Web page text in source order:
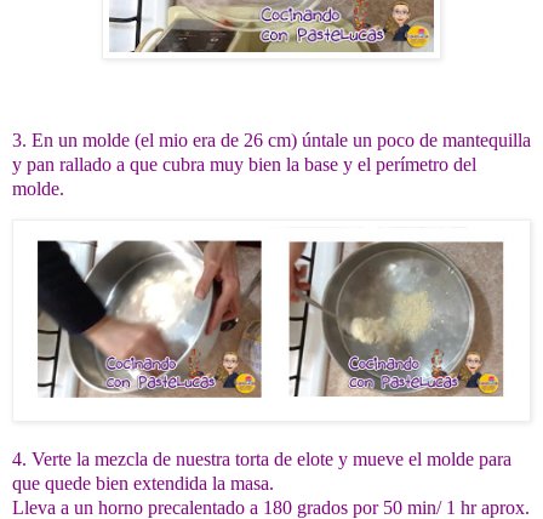
3. En un molde (el mio era de 26 cm) úntale un poco de mantequilla
y pan rallado a que cubra muy bien la base y el perímetro del
molde.
4. Verte la mezcla de nuestra torta de elote y mueve el molde para
que quede bien extendida la masa.
Lleva a un horno precalentado a 180 grados por 50 min/ 1 hr aprox.